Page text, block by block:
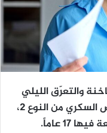
والتعرّق الليلي
بشكل متكرر أكثر عرضة للإصابة بمرض السكري من النوع 2،
عاماً.